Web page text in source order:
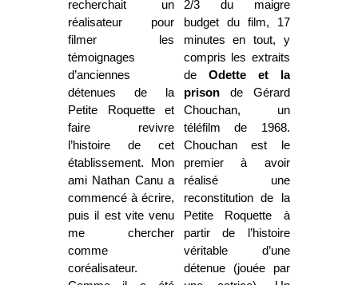
recherchait un
réalisateur pour
filmer les
témoignages
d’anciennes
détenues de la
Petite Roquette et
faire revivre
l’histoire de cet
établissement. Mon
ami Nathan Canu a
commencé à écrire,
puis il est vite venu
me chercher
comme
coréalisateur.
2/3 du maigre
budget du film, 17
minutes en tout, y
compris les extraits
de Odette et la
prisonde Gérard
Chouchan, un
téléfilm de 1968.
Chouchan est le
premier à avoir
réalisé une
reconstitution de la
Petite Roquette à
partir de l’histoire
véritable d’une
détenue (jouée par